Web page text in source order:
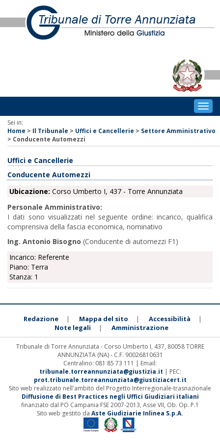
Sei in:
Home > Il Tribunale > Uffici e Cancellerie > Settore Amministrativo
> Conducente Automezzi
Uffici e Cancellerie
Conducente Automezzi
Ubicazione: Corso Umberto I, 437 - Torre Annunziata
Personale Amministrativo:
I dati sono visualizzati nel seguente ordine: incarico, qualifica
comprensiva della fascia economica, nominativo
Ing. Antonio Bisogno (Conducente di automezzi F1)
Incarico: Referente
Piano: Terra
Stanza: 1
Redazione | Mappa del sito | Accessibilità |
Note legali | Amministrazione
Tribunale di Torre Annunziata - Corso Umberto I, 437, 80058 TORRE
ANNUNZIATA (NA) - C.F. 90026810631
Centralino: 081 85 73 111 | Email:
tribunale.torreannunziata@giustizia.it | PEC:
prot.tribunale.torreannunziata@giustiziacert.it
Sito web realizzato nell'ambito del Progetto Interregionale-trasnazionale
Diffusione di Best Practices negli Uffici Giudiziari italiani
finanziato dal PO Campania FSE 2007-2013, Asse VII, Ob. Op. P.1
Sito web gestito da Aste Giudiziarie Inlinea S.p.A.